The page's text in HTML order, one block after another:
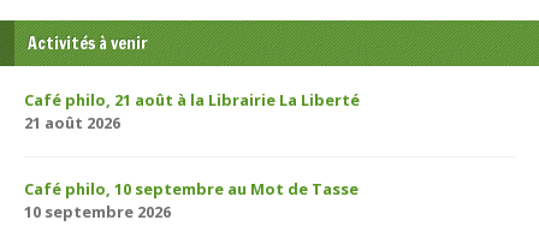
Activités à venir
Café philo, 21 août à la Librairie La Liberté
21 août 2026
Café philo, 10 septembre au Mot de Tasse
10 septembre 2026